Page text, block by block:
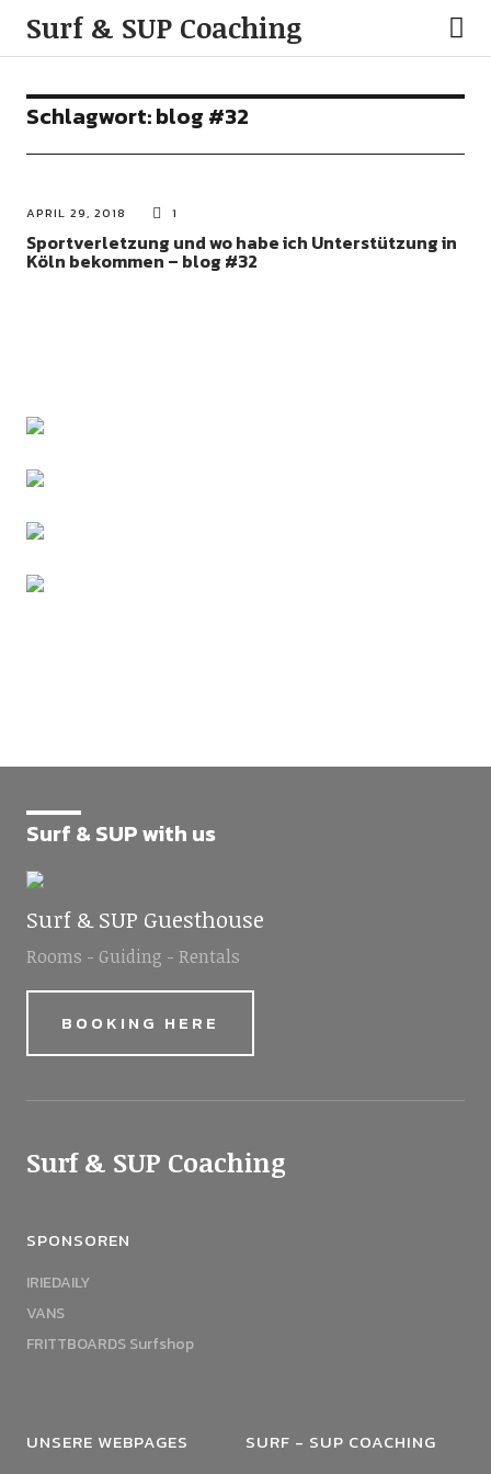
Surf & SUP Coaching
Schlagwort:blog #32
APRIL 29, 2018 1
Sportverletzung und wo habe ich Unterstützung in
Köln bekommen – blog #32
Surf & SUP with us
Surf & SUP Guesthouse
Rooms - Guiding - Rentals
BOOKING HERE
Surf & SUP Coaching
SPONSOREN
IRIEDAILY
VANS
FRITTBOARDS Surfshop
UNSERE WEBPAGES SURF - SUP COACHING